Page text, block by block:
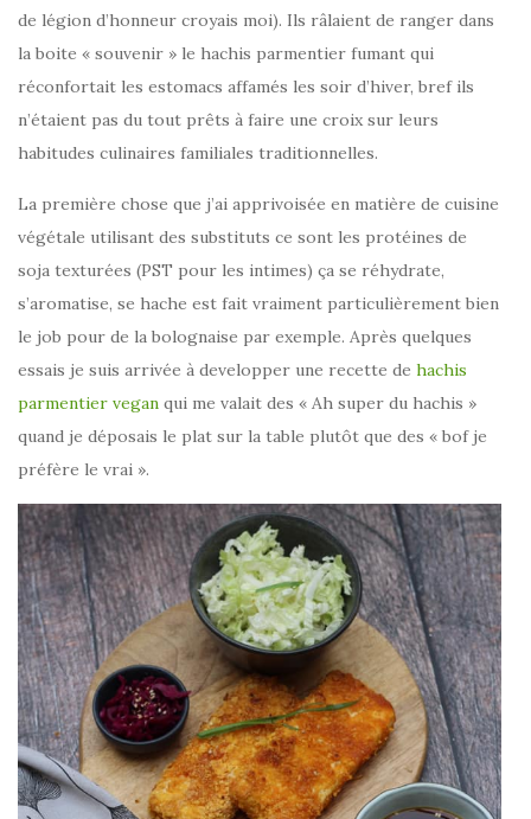
de légion d’honneur croyais moi). Ils râlaient de ranger dans
la boite « souvenir » le hachis parmentier fumant qui
réconfortait les estomacs affamés les soir d’hiver, bref ils
n’étaient pas du tout prêts à faire une croix sur leurs
habitudes culinaires familiales traditionnelles.
La première chose que j’ai apprivoisée en matière de cuisine
végétale utilisant des substituts ce sont les protéines de
soja texturées (PST pour les intimes) ça se réhydrate,
s’aromatise, se hache est fait vraiment particulièrement bien
le job pour de la bolognaise par exemple. Après quelques
essais je suis arrivée à developper une recette de hachis
parmentier vegan qui me valait des « Ah super du hachis »
quand je déposais le plat sur la table plutôt que des « bof je
préfère le vrai ».